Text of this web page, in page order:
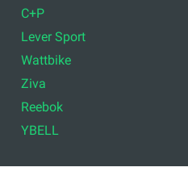
C+P
Lever Sport
Wattbike
Ziva
Reebok
YBELL